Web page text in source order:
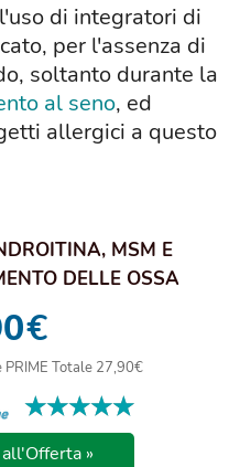
di integratori di
per l'assenza di
soltanto durante la
al seno, ed
allergici a questo
MSM E
DELLE OSSA
€
PRIME Totale 27,90€
★★★★★
★★★★★
»